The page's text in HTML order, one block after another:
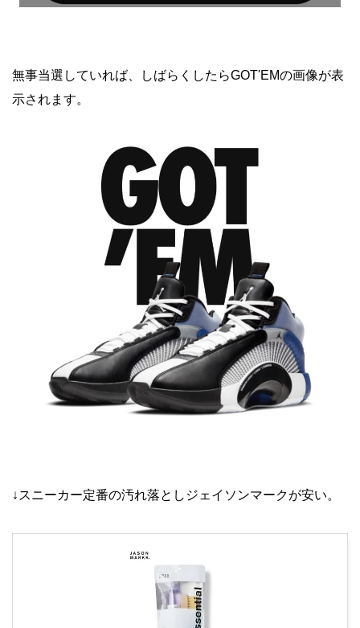
無事当選していれば、しばらくしたらGOT'EMの画像が表
示されます。
↓スニーカー定番の汚れ落としジェイソンマークが安い。